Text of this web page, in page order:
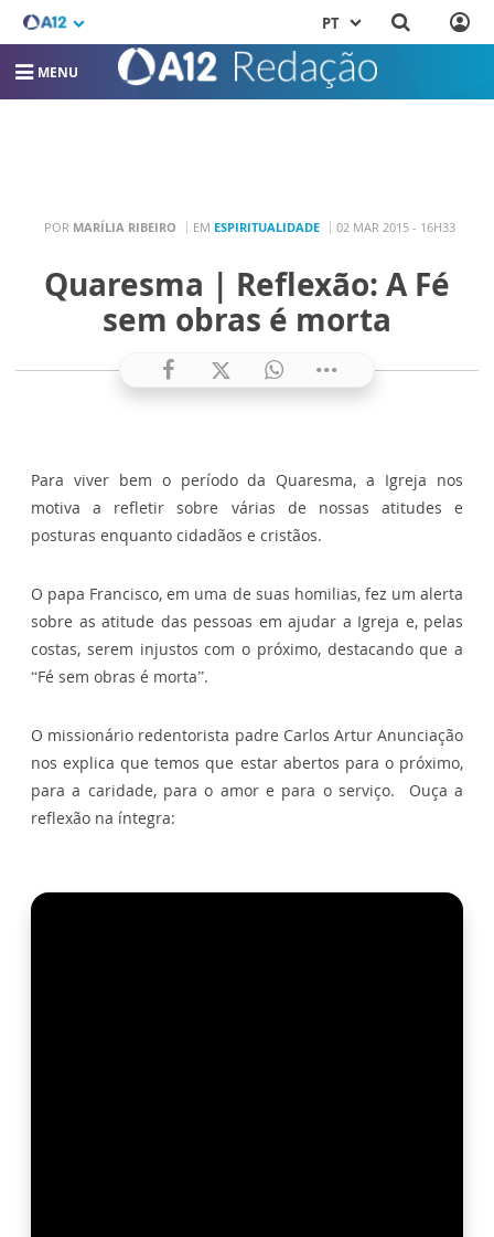
PT
MENU
POR MARÍLIA RIBEIRO EM ESPIRITUALIDADE 02 MAR 2015 - 16H33
Quaresma | Reflexão: A Fé
sem obras é morta
Para viver bem o período da Quaresma, a Igreja nos
motiva a refletir sobre várias de nossas atitudes e
posturas enquanto cidadãos e cristãos.
O papa Francisco, em uma de suas homilias, fez um alerta
sobre as atitude das pessoas em ajudar a Igreja e, pelas
costas, serem injustos com o próximo, destacando que a
“Fé sem obras é morta”.
O missionário redentorista padre Carlos Artur Anunciação
nos explica que temos que estar abertos para o próximo,
para a caridade, para o amor e para o serviço. Ouça a
reflexão na íntegra: